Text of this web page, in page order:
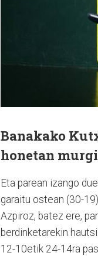
Banakako
honetan
Eta parean izango
garaitu ostean (30-
Azpiroz, batez ere,
berdinketarekin
12-10etik 24-14ra